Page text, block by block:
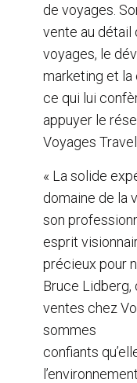
de voyages.
vente au détail
voyages, le
marketing et la
ce qui lui
appuyer le
Voyages
« La solide
domaine de la
son
esprit
précieux pour
Bruce
ventes chez
sommes
confiants